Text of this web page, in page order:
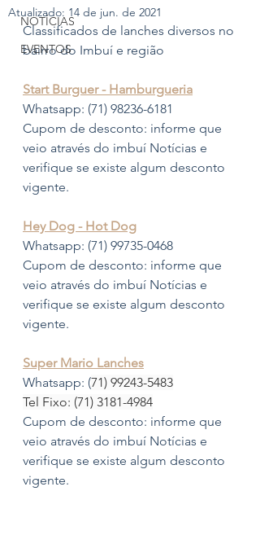
NOTÍCIAS
EVENTOS
Atualizado: 14 de jun. de 2021
Classificados de lanches diversos no
bairro do Imbuí e região
Start Burguer - Hamburgueria
Whatsapp: (71) 98236-6181
Cupom de desconto: informe que
veio através do imbuí Notícias e
verifique se existe algum desconto
vigente.
Hey Dog - Hot Dog
Whatsapp: (71) 99735-0468
Cupom de desconto: informe que
veio através do imbuí Notícias e
verifique se existe algum desconto
vigente.
Super Mario Lanches
Whatsapp: (71) 99243-5483
Tel Fixo: (71) 3181-4984
Cupom de desconto: informe que
veio através do imbuí Notícias e
verifique se existe algum desconto
vigente.